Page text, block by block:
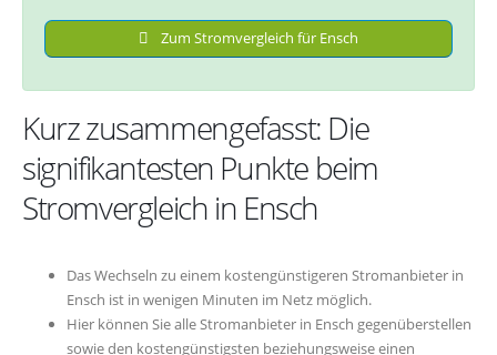
Zum Stromvergleich für Ensch
Kurz zusammengefasst: Die
signifikantesten Punkte beim
Stromvergleich in Ensch
Das Wechseln zu einem kostengünstigeren Stromanbieter in
Ensch ist in wenigen Minuten im Netz möglich.
Hier können Sie alle Stromanbieter in Ensch gegenüberstellen
sowie den kostengünstigsten beziehungsweise einen